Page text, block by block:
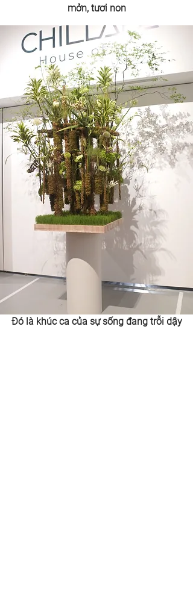
mởn, tươi non
Đó là khúc ca của sự sống đang trỗi dậy